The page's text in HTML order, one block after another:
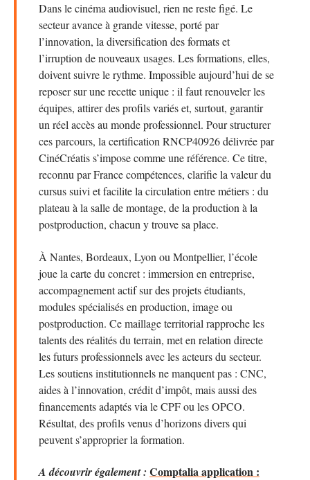
Dans le cinéma audiovisuel, rien ne reste figé. Le
secteur avance à grande vitesse, porté par
l’innovation, la diversification des formats et
l’irruption de nouveaux usages. Les formations, elles,
doivent suivre le rythme. Impossible aujourd’hui de se
reposer sur une recette unique : il faut renouveler les
équipes, attirer des profils variés et, surtout, garantir
un réel accès au monde professionnel. Pour structurer
ces parcours, la certification RNCP40926 délivrée par
CinéCréatis s’impose comme une référence. Ce titre,
reconnu par France compétences, clarifie la valeur du
cursus suivi et facilite la circulation entre métiers : du
plateau à la salle de montage, de la production à la
postproduction, chacun y trouve sa place.
À Nantes, Bordeaux, Lyon ou Montpellier, l’école
joue la carte du concret : immersion en entreprise,
accompagnement actif sur des projets étudiants,
modules spécialisés en production, image ou
postproduction. Ce maillage territorial rapproche les
talents des réalités du terrain, met en relation directe
les futurs professionnels avec les acteurs du secteur.
Les soutiens institutionnels ne manquent pas : CNC,
aides à l’innovation, crédit d’impôt, mais aussi des
financements adaptés via le CPF ou les OPCO.
Résultat, des profils venus d’horizons divers qui
peuvent s’approprier la formation.
A découvrir également : Comptalia application :